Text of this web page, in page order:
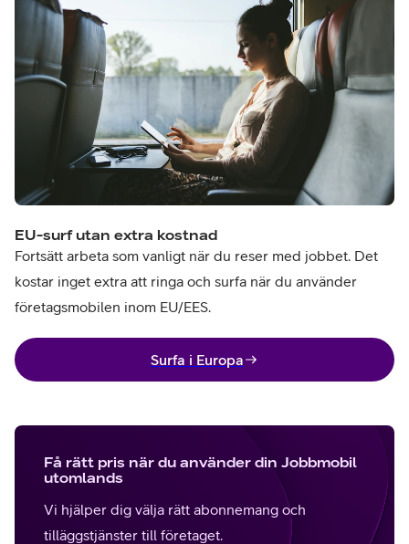
EU-surf utan extra kostnad
Fortsätt arbeta som vanligt när du reser med jobbet. Det
kostar inget extra att ringa och surfa när du använder
företagsmobilen inom EU/EES.
Surfa i Europa
Få rätt pris när du använder din Jobbmobil
utomlands
Vi hjälper dig välja rätt abonnemang och
tilläggstjänster till företaget.